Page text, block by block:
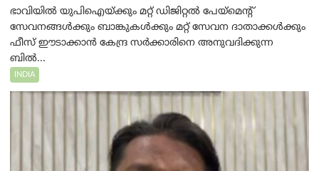
ഭാവിയിൽ യുപിഐയ്ക്കും മറ്റ് ഡിജിറ്റൽ പേയ്‌മെന്റ്
സേവനങ്ങൾക്കും ബാങ്കുകൾക്കും മറ്റ് സേവന ദാതാക്കൾക്കും
ഫീസ് ഈടാക്കാൻ കേന്ദ്ര സർക്കാരിനെ അനുവദിക്കുന്ന
ബിൽ...
INDIA